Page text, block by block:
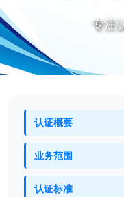
专注
认证概要
业务范围
认证标准